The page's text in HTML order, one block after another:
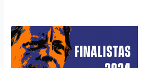
edição
do
Prémio
Literário